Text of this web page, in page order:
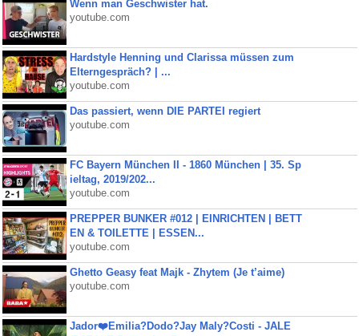
Wenn man Geschwister hat.
youtube.com
Hardstyle Henning und Clarissa müssen zum
Elterngespräch? | ...
youtube.com
Das passiert, wenn DIE PARTEI regiert
youtube.com
FC Bayern München II - 1860 München | 35. Sp
ieltag, 2019/202...
youtube.com
PREPPER BUNKER #012 | EINRICHTEN | BETT
EN & TOILETTE | ESSEN...
youtube.com
Ghetto Geasy feat Majk - Zhytem (Je t’aime)
youtube.com
Jador❤️Emilia?Dodo?Jay Maly?Costi - JALE